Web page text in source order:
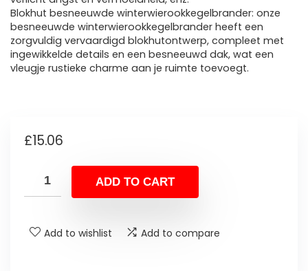
Blokhut besneeuwde winterwierookkegelbrander: onze
besneeuwde winterwierookkegelbrander heeft een
zorgvuldig vervaardigd blokhutontwerp, compleet met
ingewikkelde details en een besneeuwd dak, wat een
vleugje rustieke charme aan je ruimte toevoegt.
£15.06
ADD TO CART
Add to wishlist Add to compare